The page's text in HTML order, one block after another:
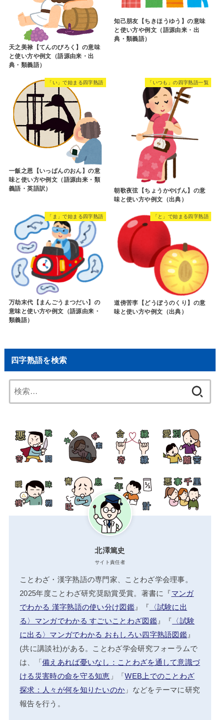
天之美禄【てんのびろく】の意味
と使い方や例文（語源由来・出
典・類義語）
知己朋友【ちきほうゆう】の意味
と使い方や例文（語源由来・出
典・類義語）
「い」で始まる四字熟語
一飯之恩【いっぱんのおん】の意
味と使い方や例文（語源由来・類
義語・英語訳）
「いつも」の四字熟語一覧
朝歌夜弦【ちょうかやげん】の意
味と使い方や例文（出典）
「ま」で始まる四字熟語
万劫末代【まんごうまつだい】の
意味と使い方や例文（語源由来・
類義語）
「と」で始まる四字熟語
道傍苦李【どうぼうのくり】の意
味と使い方や例文（出典）
四字熟語を検索
索:
北澤篤史
サイト責任者
ことわざ・漢字熟語の専門家、ことわざ学会理事。
2025年度ことわざ研究奨励賞受賞。著書に『マンガ
でわかる 漢字熟語の使い分け図鑑』『 〈試験に出
る〉マンガでわかる すごいことわざ図鑑』『 〈試験
に出る〉マンガでわかる おもしろい四字熟語図鑑 』
(共に講談社)がある。ことわざ学会研究フォーラムで
は、「備えあれば憂いなし：ことわざを通して意識づ
ける災害時の命を守る知恵 」「WEB上でのことわざ
探求：人々が何を知りたいのか 」などをテーマに研究
報告を行う。